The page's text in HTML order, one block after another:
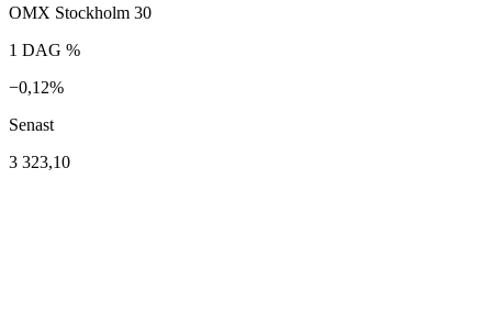
OMX Stockholm 30
1 DAG %
−0,12%
Senast
3 323,10